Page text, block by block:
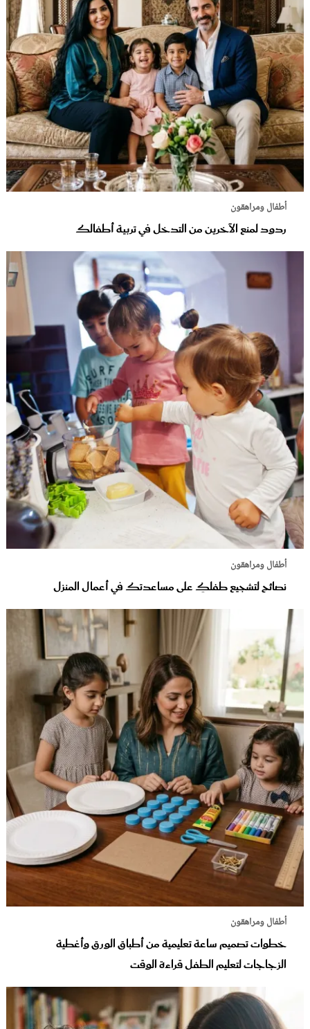
أطفال ومراهقون
ردود لمنع الآخرين من التدخل في تربية أطفالك
أطفال ومراهقون
نصائح لتشجيع طفلكِ على مساعدتك في أعمال المنزل
أطفال ومراهقون
خطوات تصميم ساعة تعليمية من أطباق الورق وأغطية
الزجاجات لتعليم الطفل قراءة الوقت